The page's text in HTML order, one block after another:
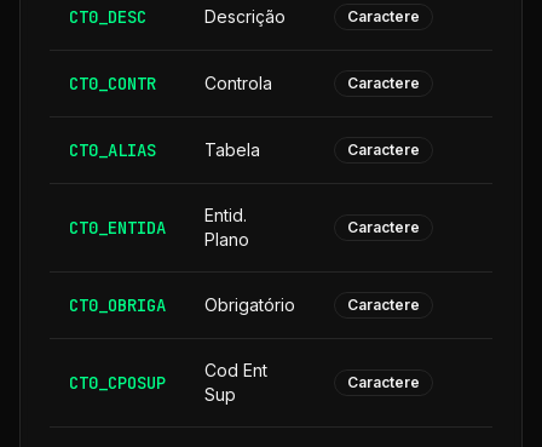
CT0_DESC Descrição Caractere
CT0_CONTR Controla Caractere
CT0_ALIAS Tabela Caractere
CT0_ENTIDA
Entid.
Plano
Caractere
CT0_OBRIGA Obrigatório Caractere
CT0_CPOSUP
Cod Ent
Sup
Caractere